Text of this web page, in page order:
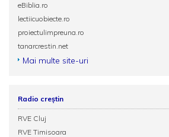
eBiblia.ro
lectiicuobiecte.ro
proiectulimpreuna.ro
tanarcrestin.net
Mai multe site-uri
Radio creștin
RVE Cluj
RVE Timisoara